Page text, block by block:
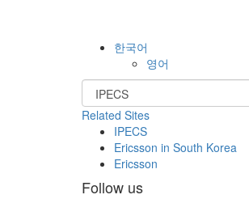
한국어
영어
Related Sites
IPECS
Ericsson in South Korea
Ericsson
Follow us